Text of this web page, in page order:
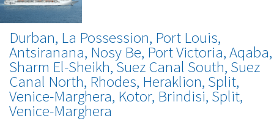
Durban, La Possession, Port Louis,
Antsiranana, Nosy Be, Port Victoria, Aqaba,
Sharm El-Sheikh, Suez Canal South, Suez
Canal North, Rhodes, Heraklion, Split,
Venice-Marghera, Kotor, Brindisi, Split,
Venice-Marghera